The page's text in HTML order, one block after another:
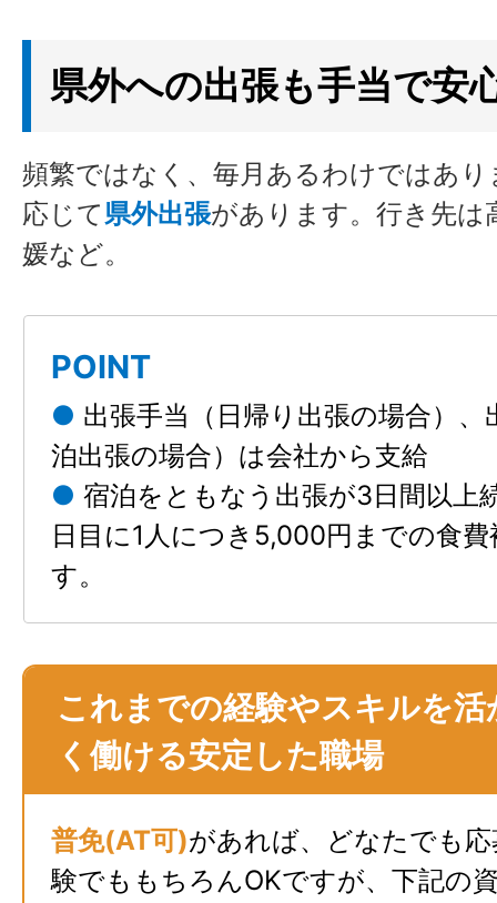
県外への出張も手当で安
頻繁ではなく、毎月あるわけではあ
応じて県外出張があります。行き先は
媛など。
POINT
● 出張手当（日帰り出張の場合）、
泊出張の場合）は会社から支給
● 宿泊をともなう出張が3日間以上
日目に1人につき5,000円までの食
す。
これまでの経験やスキルを活
く働ける安定した職場
普免(AT可)があれば、どなたでも
験でももちろんOKですが、下記の